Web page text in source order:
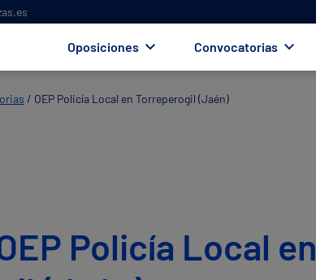
Oposiciones Convocatorias
/ OEP Policía Local en Torreperogil (Jaén)
Policía Local en